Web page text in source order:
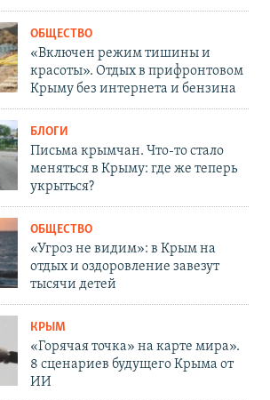
ОБЩЕСТВО
«Включен режим тишины и
красоты». Отдых в прифронтовом
Крыму без интернета и бензина
БЛОГИ
Письма крымчан. Что-то стало
меняться в Крыму: где же теперь
укрыться?
ОБЩЕСТВО
«Угроз не видим»: в Крым на
отдых и оздоровление завезут
тысячи детей
КРЫМ
«Горячая точка» на карте мира».
8 сценариев будущего Крыма от
ИИ